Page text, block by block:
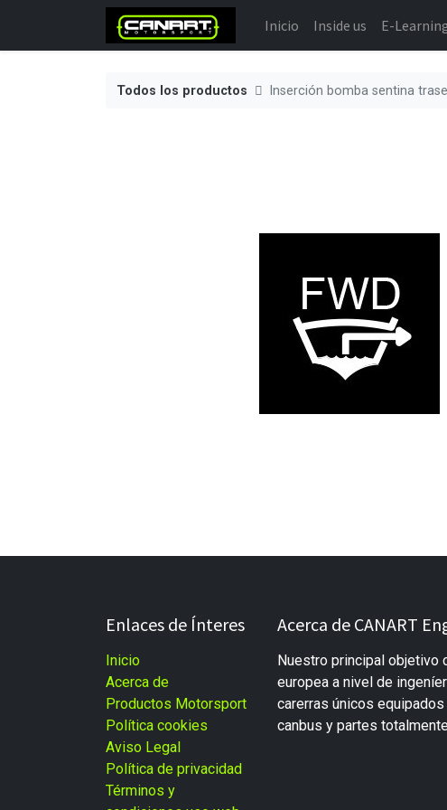
Inicio Inside us E-
Todos los productos Inserción bomba sentina
Enlaces de Ínteres
Inicio
Acerca de
Productos Motorsport
Política cookies
Aviso Legal
Política de privacidad
Términos y
Acerca de CANART
Nuestro principal objetivo
europea a nivel de
carerras únicos
canbus y partes